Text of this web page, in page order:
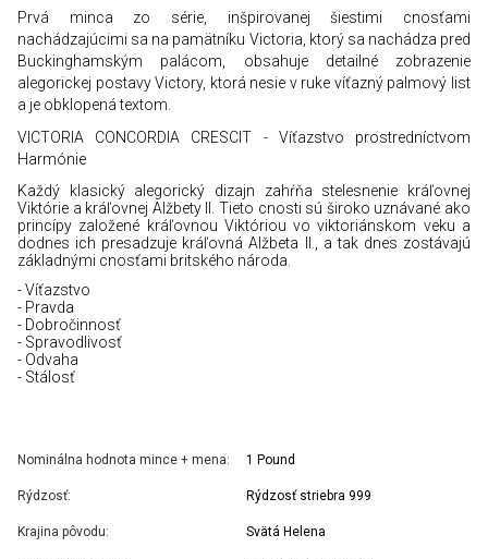
Prvá minca zo série, inšpirovanej šiestimi cnosťami
nachádzajúcimi sa na pamätníku Victoria, ktorý sa nachádza pred
Buckinghamským palácom, obsahuje detailné zobrazenie
alegorickej postavy Victory, ktorá nesie v ruke víťazný palmový list
a je obklopená textom.
VICTORIA CONCORDIA CRESCIT - Víťazstvo prostredníctvom
Harmónie
Každý klasický alegorický dizajn zahŕňa stelesnenie kráľovnej
Viktórie a kráľovnej Alžbety II. Tieto cnosti sú široko uznávané ako
princípy založené kráľovnou Viktóriou vo viktoriánskom veku a
dodnes ich presadzuje kráľovná Alžbeta II., a tak dnes zostávajú
základnými cnosťami britského národa.
- Víťazstvo
- Pravda
- Dobročinnosť
- Spravodlivosť
- Odvaha
- Stálosť
Nominálna hodnota mince + mena: 1 Pound
Rýdzosť: Rýdzosť striebra 999
Krajina pôvodu: Svätá Helena